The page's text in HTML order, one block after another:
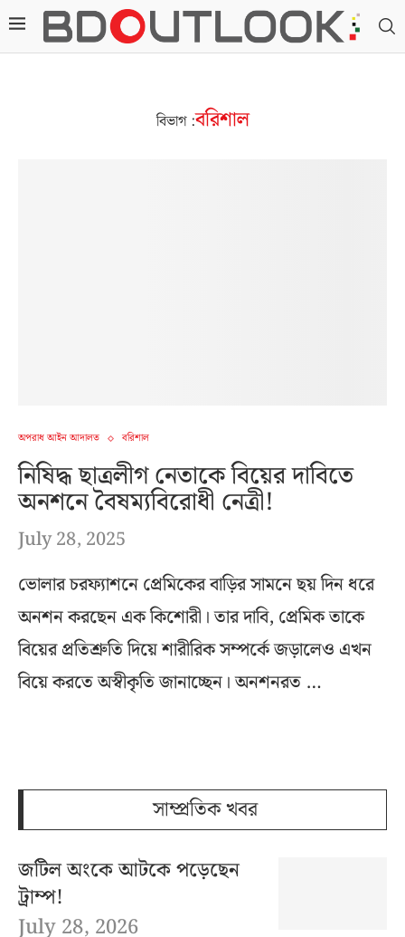
বিভাগ :বরিশাল
অপরাধ আইন আদালত বরিশাল
নিষিদ্ধ ছাত্রলীগ নেতাকে বিয়ের দাবিতে
অনশনে বৈষম্যবিরোধী নেত্রী!
July 28, 2025
ভোলার চরফ্যাশনে প্রেমিকের বাড়ির সামনে ছয় দিন ধরে
অনশন করছেন এক কিশোরী। তার দাবি, প্রেমিক তাকে
বিয়ের প্রতিশ্রুতি দিয়ে শারীরিক সম্পর্কে জড়ালেও এখন
বিয়ে করতে অস্বীকৃতি জানাচ্ছেন। অনশনরত …
সাম্প্রতিক খবর
জটিল অংকে আটকে পড়েছেন
ট্রাম্প!
July 28, 2026